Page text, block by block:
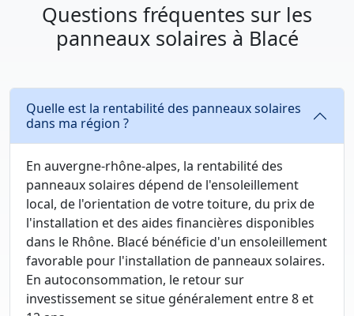
Questions fréquentes sur les
panneaux solaires à Blacé
Quelle est la rentabilité des panneaux solaires
dans ma région ?
En auvergne-rhône-alpes, la rentabilité des
panneaux solaires dépend de l'ensoleillement
local, de l'orientation de votre toiture, du prix de
l'installation et des aides financières disponibles
dans le Rhône. Blacé bénéficie d'un ensoleillement
favorable pour l'installation de panneaux solaires.
En autoconsommation, le retour sur
investissement se situe généralement entre 8 et